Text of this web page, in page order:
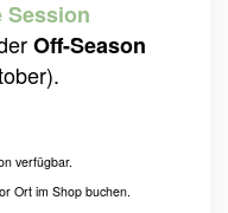
Session
Off-Season
verfügbar.
Ort im Shop buchen.